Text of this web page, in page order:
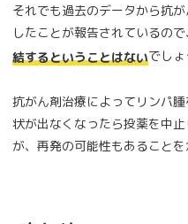
それでも過去のデータから抗
したことが報告されているの
結するということはないでしょ
抗がん剤治療によってリンパ
状が出なくなったら投薬を中
が、再発の可能性もあること